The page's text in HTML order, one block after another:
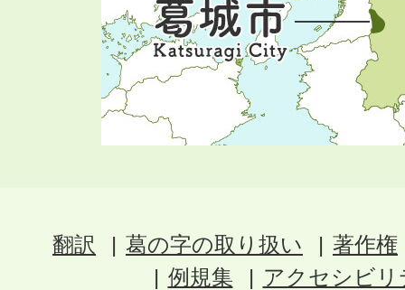
翻訳 葛の字の取り扱い
著作権
例規集
アクセシビ